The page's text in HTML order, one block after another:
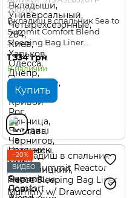
200202
Вкладиш в спальник Sea to
Summit Comfort Blend
Sleeping Bag Liner
Rectangular
1 334 грн
В наличии
Купить
−20%
ВИДЕО